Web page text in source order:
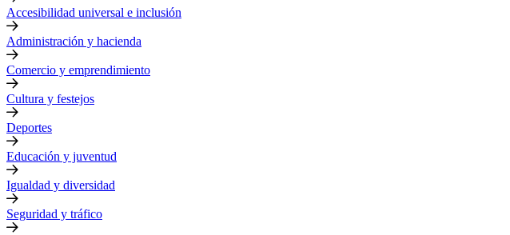
Accesibilidad universal e inclusión
Administración y hacienda
Comercio y emprendimiento
Cultura y festejos
Deportes
Educación y juventud
Igualdad y diversidad
Seguridad y tráfico